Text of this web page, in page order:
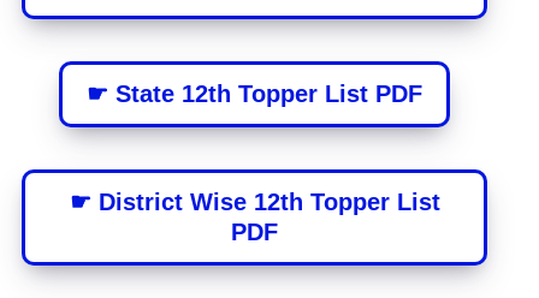
☛ State 12th Topper List PDF
☛ District Wise 12th Topper List
PDF